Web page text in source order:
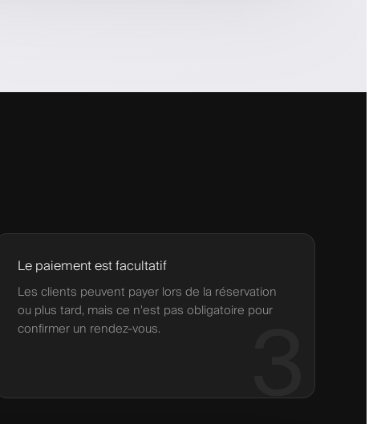
3
Le paiement est facultatif
Les clients peuvent payer lors de la réservation
ou plus tard, mais ce n'est pas obligatoire pour
confirmer un rendez-vous.